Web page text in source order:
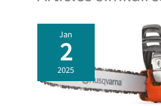
Jan
2
2025